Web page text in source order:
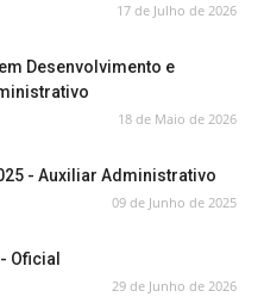
17 de Julho de 2026
Desenvolvimento e
18 de Maio de 2026
- Auxiliar Administrativo
09 de Junho de 2025
Oficial
29 de Junho de 2026